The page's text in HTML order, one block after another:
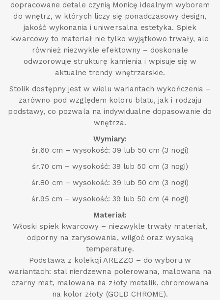
dopracowane detale czynią Monicę idealnym wyborem
do wnętrz, w których liczy się ponadczasowy design,
jakość wykonania i uniwersalna estetyka. Spiek
kwarcowy to materiał nie tylko wyjątkowo trwały, ale
również niezwykle efektowny – doskonale
odwzorowuje strukturę kamienia i wpisuje się w
aktualne trendy wnętrzarskie.
Stolik dostępny jest w wielu wariantach wykończenia –
zarówno pod względem koloru blatu, jak i rodzaju
podstawy, co pozwala na indywidualne dopasowanie do
wnętrza.
Wymiary:
śr.60 cm – wysokość: 39 lub 50 cm (3 nogi)
śr.70 cm – wysokość: 39 lub 50 cm (3 nogi)
śr.80 cm – wysokość: 39 lub 50 cm (3 nogi)
śr.95 cm – wysokość: 39 lub 50 cm (4 nogi)
Materiał:
Włoski spiek kwarcowy – niezwykle trwały materiał,
odporny na zarysowania, wilgoć oraz wysoką
temperaturę.
Podstawa z kolekcji AREZZO – do wyboru w
wariantach: stal nierdzewna polerowana, malowana na
czarny mat, malowana na złoty metalik, chromowana
na kolor złoty (GOLD CHROME).